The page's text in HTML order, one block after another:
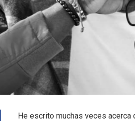
He escrito muchas veces